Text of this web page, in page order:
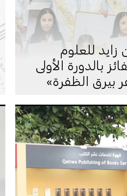
للعلوم
بالدورة الأولى
بيرق الظفرة»